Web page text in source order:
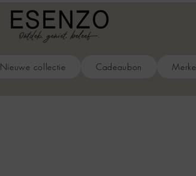
Nieuwe collectie Cadeaubon